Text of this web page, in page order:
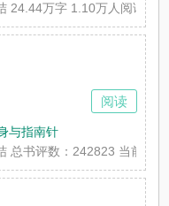
24.44万字 1.10万人阅读
与指南针
总书评数：242823 当前被
阅读